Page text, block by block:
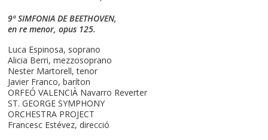
9ª SIMFONIA DE BEETHOVEN,
en re menor, opus 125.
Luca Espinosa, soprano
Alicia Berri, mezzosoprano
Nester Martorell, tenor
Javier Franco, baríton
ORFEÓ VALENCIÀ Navarro Reverter
ST. GEORGE SYMPHONY
ORCHESTRA PROJECT
Francesc Estévez, direcció